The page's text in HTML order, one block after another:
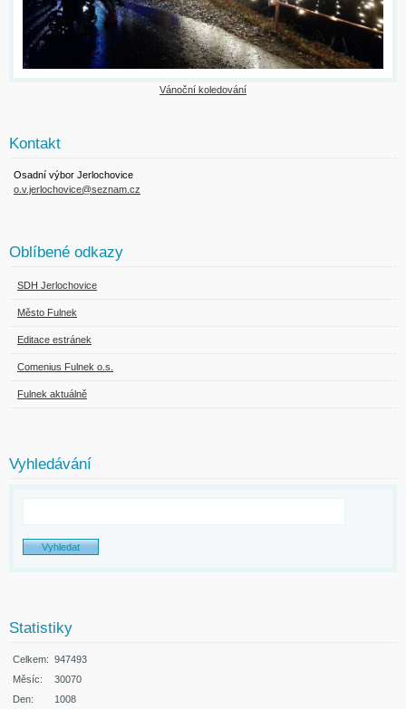
Vánoční koledování
Kontakt
Osadní výbor Jerlochovice
o.v.jerlochovice@seznam.cz
Oblíbené odkazy
SDH Jerlochovice
Město Fulnek
Editace estránek
Comenius Fulnek o.s.
Fulnek aktuálně
Vyhledávání
Statistiky
Celkem: 947493
Měsíc:
30070
Den:
1008